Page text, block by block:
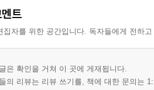
트
집자를 위한 공간입니다. 독자들에게 전하
은 확인을 거쳐 이 곳에 게재됩니다.
의 리뷰는 리뷰 쓰기를, 책에 대한 문의는